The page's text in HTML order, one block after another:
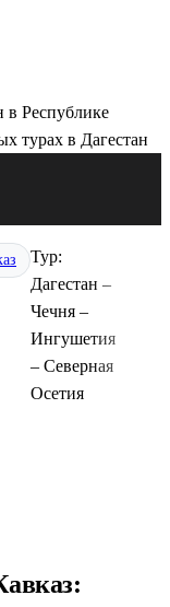
Тур:
Дагестан –
Чечня –
Ингушетия
– Северная
Осетия